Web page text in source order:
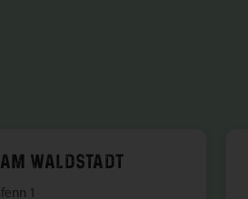
WALDSTADT
1